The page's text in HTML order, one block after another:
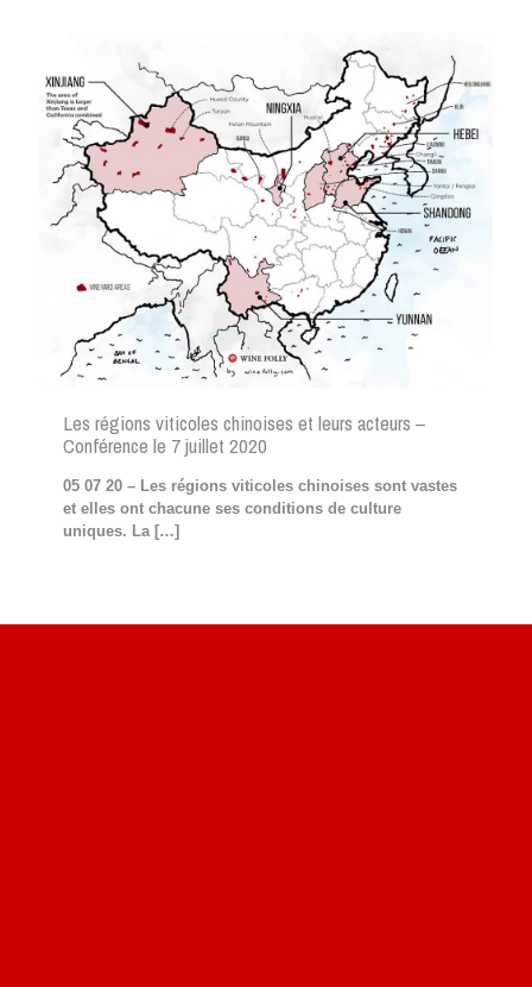
Les régions viticoles chinoises et leurs acteurs –
Conférence le 7 juillet 2020
05 07 20 – Les régions viticoles chinoises sont vastes
et elles ont chacune ses conditions de culture
uniques. La […]